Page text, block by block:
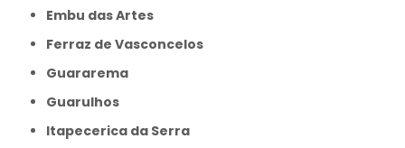
Embu das Artes
Ferraz de Vasconcelos
Guararema
Guarulhos
Itapecerica da Serra